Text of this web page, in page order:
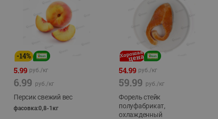
-14%
5.99 руб./кг
6.99 руб./кг
Персик свежий вес
фасовка:0,8-1кг
54.99 руб./кг
59.99 руб./кг
Форель стейк
полуфабрикат,
охлажденный